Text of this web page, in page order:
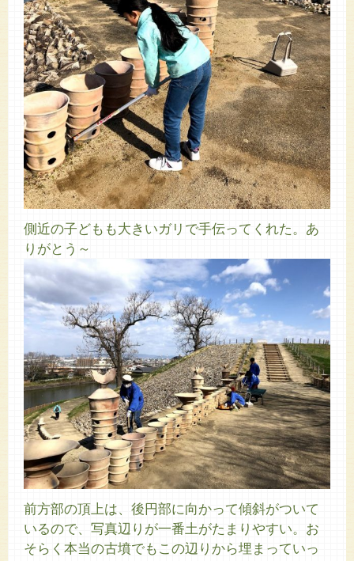
側近の子どもも大きいガリで手伝ってくれた。あ
りがとう～
前方部の頂上は、後円部に向かって傾斜がついて
いるので、写真辺りが一番土がたまりやすい。お
そらく本当の古墳でもこの辺りから埋まっていっ